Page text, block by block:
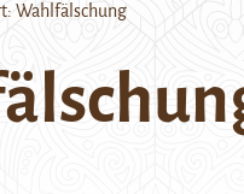
Wahlfälschung